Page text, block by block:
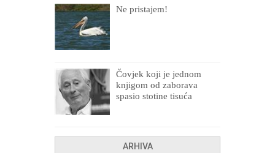
Ne pristajem!
Čovjek koji je jednom
knjigom od zaborava
spasio stotine tisuća
ARHIVA